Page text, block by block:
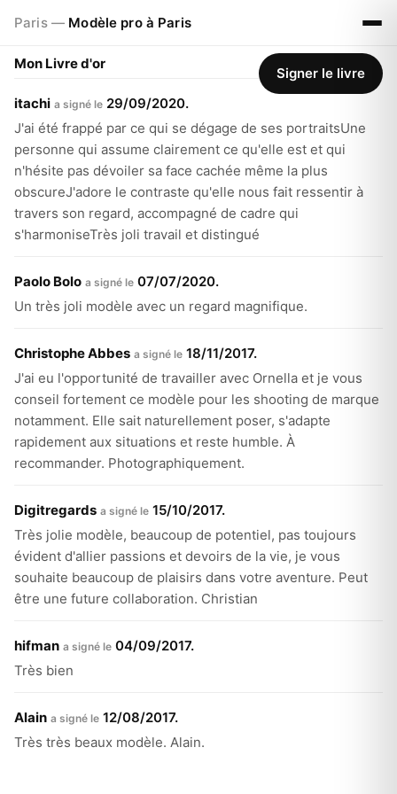
Paris — Modèle pro à Paris
Signer le livre
Mon Livre d'or
itachi a signé le 29/09/2020.
J'ai été frappé par ce qui se dégage de ses portraitsUne
personne qui assume clairement ce qu'elle est et qui
n'hésite pas dévoiler sa face cachée même la plus
obscureJ'adore le contraste qu'elle nous fait ressentir à
travers son regard, accompagné de cadre qui
s'harmoniseTrès joli travail et distingué
Paolo Bolo a signé le 07/07/2020.
Un très joli modèle avec un regard magnifique.
Christophe Abbes a signé le 18/11/2017.
J'ai eu l'opportunité de travailler avec Ornella et je vous
conseil fortement ce modèle pour les shooting de marque
notamment. Elle sait naturellement poser, s'adapte
rapidement aux situations et reste humble. À
recommander. Photographiquement.
Digitregards a signé le 15/10/2017.
Très jolie modèle, beaucoup de potentiel, pas toujours
évident d'allier passions et devoirs de la vie, je vous
souhaite beaucoup de plaisirs dans votre aventure. Peut
être une future collaboration. Christian
hifman a signé le 04/09/2017.
Très bien
Alain a signé le 12/08/2017.
Très très beaux modèle. Alain.